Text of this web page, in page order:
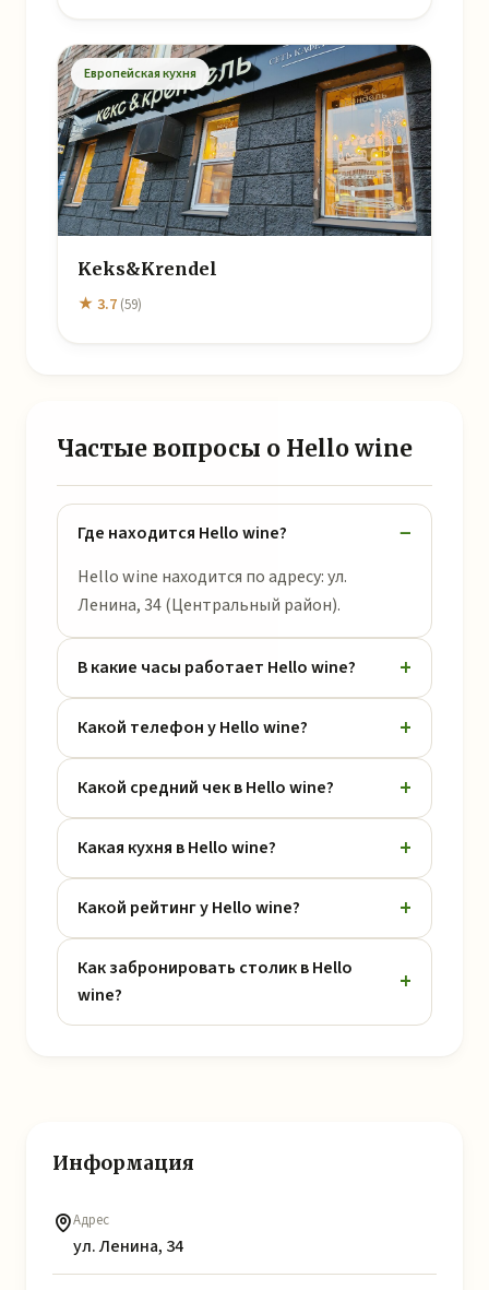
Европейская кухня
Keks&Krendel
★ 3.7 (59)
Частые вопросы о Hello wine
Где находится Hello wine?
Hello wine находится по адресу: ул.
Ленина, 34 (Центральный район).
В какие часы работает Hello wine?
Какой телефон у Hello wine?
Какой средний чек в Hello wine?
Какая кухня в Hello wine?
Какой рейтинг у Hello wine?
Как забронировать столик в Hello
wine?
Информация
Адрес
ул. Ленина, 34